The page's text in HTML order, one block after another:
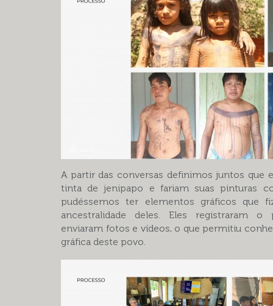
A partir das conversas definimos juntos que
tinta de jenipapo e fariam suas pinturas
pudéssemos ter elementos gráficos que
ancestralidade deles. Eles registraram
enviaram fotos e vídeos, o que permitiu
gráfica deste povo.